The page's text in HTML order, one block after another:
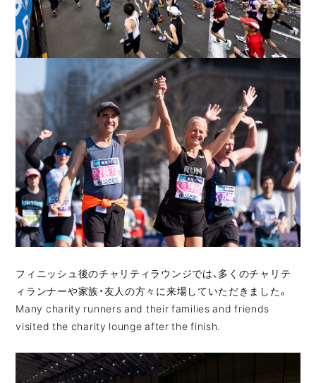
フィニッシュ後のチャリティラウンジでは、多くのチャリテ
ィランナーや家族・友人の方々に来場していただきました。
Many charity runners and their families and friends
visited the charity lounge after the finish.